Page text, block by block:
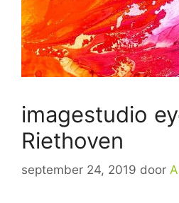
imagestudio
Riethoven
september 24, 2019 door